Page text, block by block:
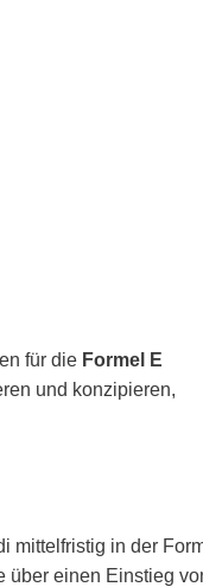
für die Formel E
und konzipieren,
mittelfristig in der
über einen Einstieg